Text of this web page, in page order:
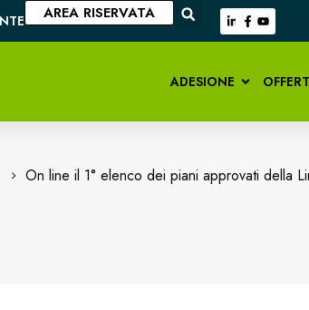
AREA RISERVATA
ADESIONE
On line il 1° elenco dei piani approvati della